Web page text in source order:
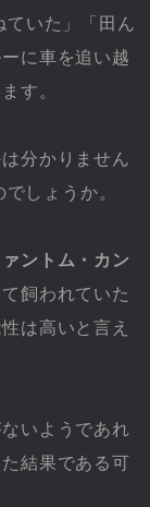
ていた」「田ん
に車を追い越
す。
分かりません
しょうか。
ントム・カン
飼われていた
は高いと言え
いようであれ
結果である可